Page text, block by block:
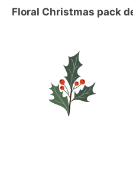
Floral Christmas pack